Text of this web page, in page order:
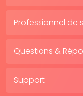
Professionnel de
Questions &
Support